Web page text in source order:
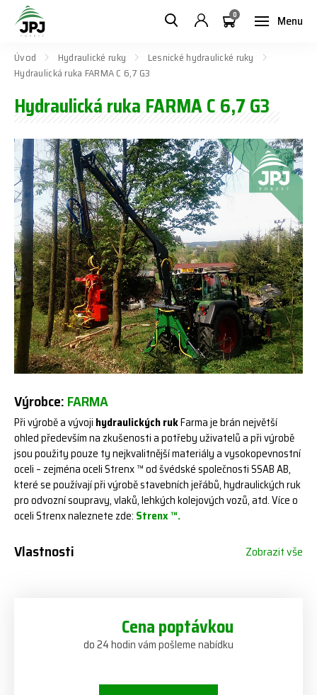
Menu
0
Úvod Hydraulické ruky
Lesnické hydraulické ruky
Hydraulická ruka FARMA C 6,7 G3
Hydraulická ruka FARMA C 6,7 G3
Výrobce:FARMA
Při výrobě a vývoji hydraulických rukFarma je brán největší
ohled především na zkušenosti a potřeby uživatelů a při výrobě
jsou použity pouze ty nejkvalitnější materiály a vysokopevnostní
oceli – zejména oceli Strenx ™ od švédské společnosti SSAB AB,
které se používají při výrobě stavebních jeřábů, hydraulických ruk
pro odvozní soupravy, vlaků, lehkých kolejových vozů, atd. Více o
oceli Strenx naleznete zde: Strenx ™.
Vlastnosti Zobrazit vše
Cena poptávkou
do 24 hodin vám pošleme nabídku